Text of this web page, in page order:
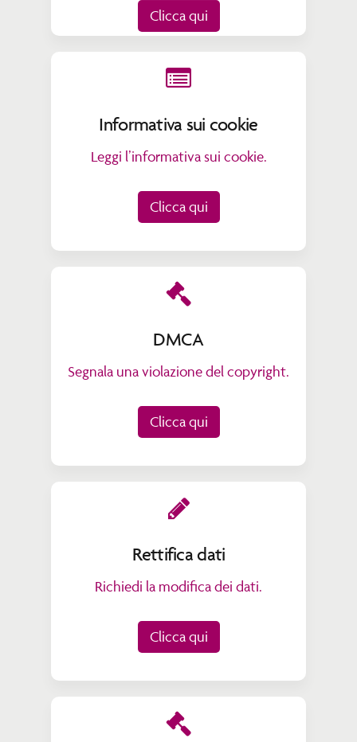
Clicca qui
Informativa sui cookie
Leggi l’informativa sui cookie.
Clicca qui
DMCA
Segnala una violazione del copyright.
Clicca qui
Rettifica dati
Richiedi la modifica dei dati.
Clicca qui